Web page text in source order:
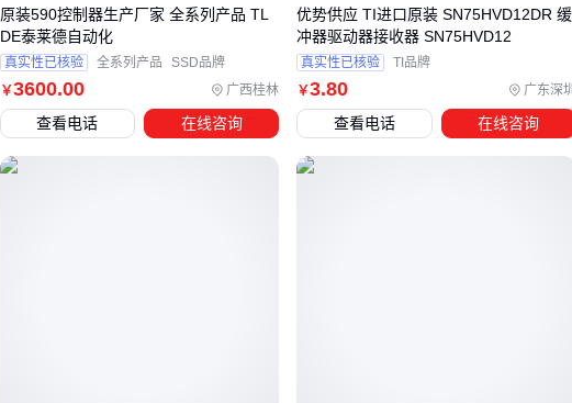
普通机柜风扇难以满足高温环境需求
防护外壳：化工、矿山等场景需防爆控制盒
，普通铝合金
外壳无法阻隔可燃气体
信号模块：工业现场常需额外配置
或4G无线
模块实现远程监控
￥3600.00 广西桂林
原装590控制器生产厂家 全系列产品 TL
DE泰莱德自动化
真实性已核验 全系列产品 SSD品牌
查看电话 在线咨询
￥3.80 广东深
优势供应 TI进口原装 SN75HVD12DR 缓
冲器驱动器接收器 SN75HVD12
真实性已核验 TI品牌
查看电话 在线咨询